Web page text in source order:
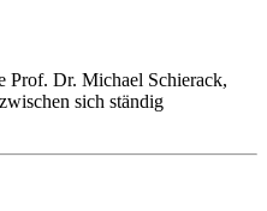
Prof. Dr. Michael Schierack,
sich ständig